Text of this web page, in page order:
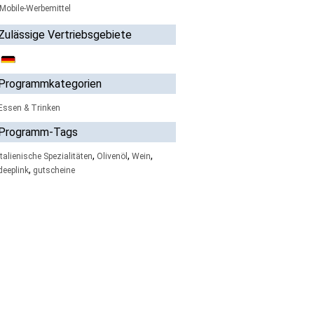
Mobile-Werbemittel
Vertriebsgebiete
Essen & Trinken
Tags
Spezialitäten, Olivenöl , Wein,
, gutscheine